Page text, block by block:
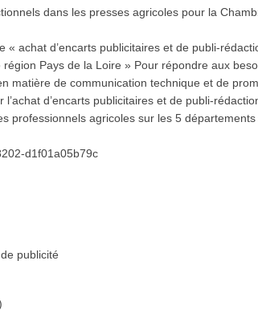
dans les presses agricoles pour la
« achat d’encarts publicitaires et de publi-
Pays de la Loire » Pour répondre aux
matière de communication technique et de
d’encarts publicitaires et de publi-
professionnels agricoles sur les 5
d1f01a05b79c
publicité